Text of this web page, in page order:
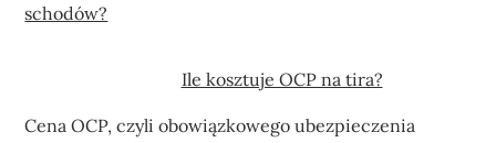
schodów?
Ile kosztuje OCP na tira?
Cena OCP, czyli obowiązkowego ubezpieczenia